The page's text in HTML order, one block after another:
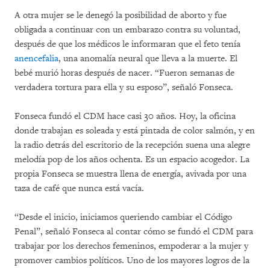
A otra mujer se le denegó la posibilidad de aborto y fue
obligada a continuar con un embarazo contra su voluntad,
después de que los médicos le informaran que el feto tenía
anencefalia, una anomalía neural que lleva a la muerte. El
bebé murió horas después de nacer. “Fueron semanas de
verdadera tortura para ella y su esposo”, señaló Fonseca.
Fonseca fundó el CDM hace casi 30 años. Hoy, la oficina
donde trabajan es soleada y está pintada de color salmón, y en
la radio detrás del escritorio de la recepción suena una alegre
melodía pop de los años ochenta. Es un espacio acogedor. La
propia Fonseca se muestra llena de energía, avivada por una
taza de café que nunca está vacía.
“Desde el inicio, iniciamos queriendo cambiar el Código
Penal”, señaló Fonseca al contar cómo se fundó el CDM para
trabajar por los derechos femeninos, empoderar a la mujer y
promover cambios políticos. Uno de los mayores logros de la